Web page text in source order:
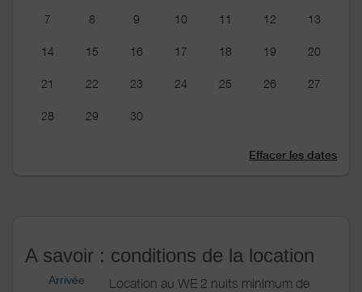
7 8 9 10 11 12 13
14 15 16 17 18 19 20
21 22 23 24 25 26 27
28 29 30
Effacer les dates
A savoir : conditions de la location
Arrivée
Location au WE 2 nuits minimum de